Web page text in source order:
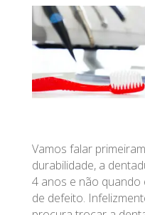
Vamos falar
durabilidade, a
4 anos e não quando
de defeito.